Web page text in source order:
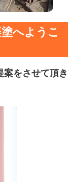
へようこ
をさせて頂き